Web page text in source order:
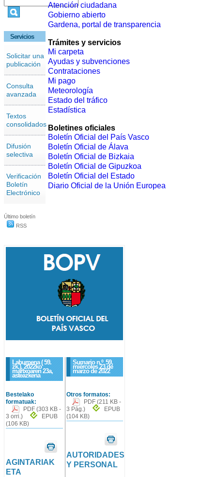
Servicios
Solicitar una
publicación
Consulta
avanzada
Textos
consolidados
Difusión
selectiva
Verificación
Boletín
Electrónico
Último boletín
RSS
Laburpena ( 59.
zk.), 2022ko
martxoaren 23a,
asteazkena
Sumario n.º59,
miércoles 23 de
marzo de 2022
Bestelako
formatuak:
PDF (303 KB -
3 orri.)
EPUB
(106 KB)
AGINTARIAK
ETA
Otros formatos:
PDF (211 KB -
3 Pág.)
EPUB
(104 KB)
AUTORIDADES
Y PERSONAL
Atención ciudadana
Gobierno abierto
Gardena, portal de transparencia
Trámites y servicios
Mi carpeta
Ayudas y subvenciones
Contrataciones
Mi pago
Meteorología
Estado del tráfico
Estadística
Boletines oficiales
Boletín Oficial del País Vasco
Boletín Oficial de Álava
Boletín Oficial de Bizkaia
Boletín Oficial de Gipuzkoa
Boletín Oficial del Estado
Diario Oficial de la Unión Europea